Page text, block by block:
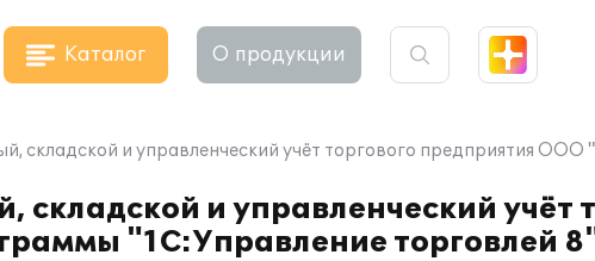
Каталог О продукции
складской и управленческий учёт торгового предприятия
складской и управленческий учёт
"1С:Управление торговлей